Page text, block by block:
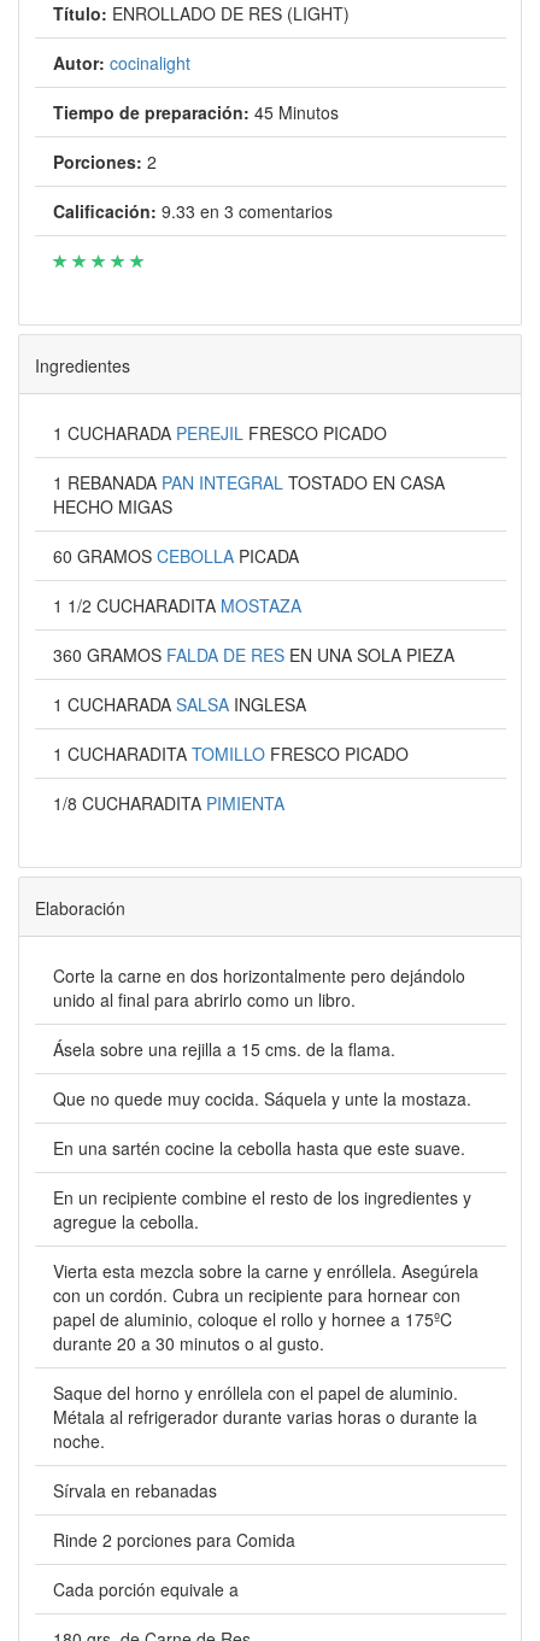
Título: ENROLLADO DE RES (LIGHT)
Autor: cocinalight
Tiempo de preparación: 45 Minutos
Porciones: 2
Calificación: 9.33 en 3 comentarios
Ingredientes
1 CUCHARADA PEREJIL FRESCO PICADO
1 REBANADA PAN INTEGRAL TOSTADO EN CASA
HECHO MIGAS
60 GRAMOS CEBOLLA PICADA
1 1/2 CUCHARADITA MOSTAZA
360 GRAMOS FALDA DE RES EN UNA SOLA PIEZA
1 CUCHARADA SALSA INGLESA
1 CUCHARADITA TOMILLO FRESCO PICADO
1/8 CUCHARADITA PIMIENTA
Elaboración
Corte la carne en dos horizontalmente pero dejándolo
unido al final para abrirlo como un libro.
Ásela sobre una rejilla a 15 cms. de la flama.
Que no quede muy cocida. Sáquela y unte la mostaza.
En una sartén cocine la cebolla hasta que este suave.
En un recipiente combine el resto de los ingredientes y
agregue la cebolla.
Vierta esta mezcla sobre la carne y enróllela. Asegúrela
con un cordón. Cubra un recipiente para hornear con
papel de aluminio, coloque el rollo y hornee a 175ºC
durante 20 a 30 minutos o al gusto.
Saque del horno y enróllela con el papel de aluminio.
Métala al refrigerador durante varias horas o durante la
noche.
Sírvala en rebanadas
Rinde 2 porciones para Comida
Cada porción equivale a